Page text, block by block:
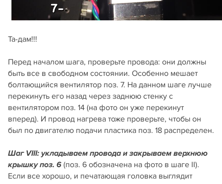
Та-дам!!!
Перед началом шага, проверьте провода: они должны
быть все в свободном состоянии. Особенно мешает
болтающийся вентилятор поз. 7. На данном шаге лучше
перекинуть его назад через заднюю стенку с
вентилятором поз. 14 (на фото он уже перекинут
вперед). И провод нагрева тоже проверьте, чтобы он
был по двигателю подачи пластика поз. 18 распределен.
Шаг VIII: укладываем провода и закрываем верхнюю
крышку поз. 6 (поз. 6 обозначена на фото в шаге II).
Если все хорошо, и печатающая головка выглядит